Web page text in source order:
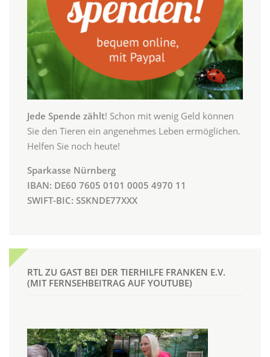
Jede Spende zählt! Schon mit wenig Geld können
Sie den Tieren ein angenehmes Leben ermöglichen.
Helfen Sie noch heute!
Sparkasse Nürnberg
IBAN: DE60 7605 0101 0005 4970 11
SWIFT-BIC: SSKNDE77XXX
RTL ZU GAST BEI DER TIERHILFE FRANKEN E.V.
(MIT FERNSEHBEITRAG AUF YOUTUBE)